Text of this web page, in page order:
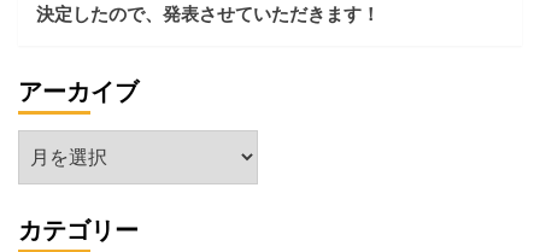
ウ
チ：
Mi
Watch
決定したので、発表させていただきます！
アーカイブ
ア
ー
イ
カテゴリー